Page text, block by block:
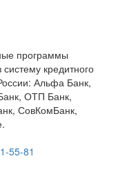
программы
кредитного
Альфа Банк,
ОТП Банк,
СовКомБанк,
55-81